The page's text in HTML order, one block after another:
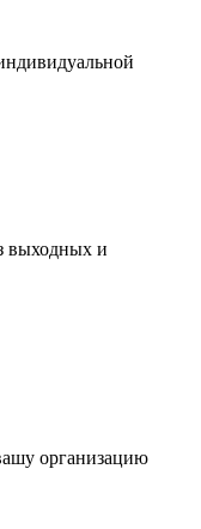
выходных и
организацию